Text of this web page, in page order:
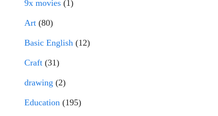
9x movies (1)
Art (80)
Basic English (12)
Craft (31)
drawing (2)
Education (195)